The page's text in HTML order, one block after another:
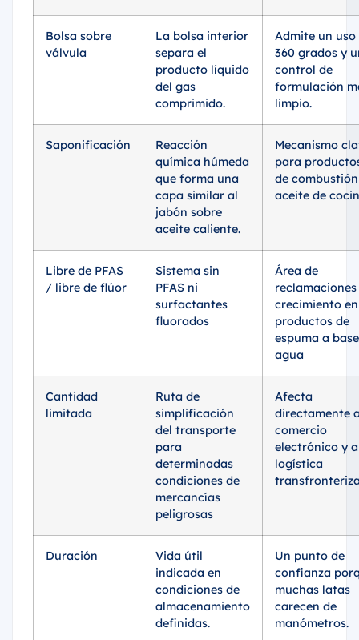
Bolsa sobre
válvula
La bolsa interior
separa el
producto líquido
del gas
comprimido.
Admite un uso
360 grados y
control de
formulación
limpio.
Saponificación
Reacción
química húmeda
que forma una
capa similar al
jabón sobre
aceite caliente.
Mecanismo
para
de
aceite de
Libre de PFAS
/ libre de flúor
Sistema sin
PFAS ni
surfactantes
fluorados
Área de
reclamaciones
crecimiento en
productos de
espuma a
agua
Cantidad
limitada
Ruta de
simplificación
del transporte
para
determinadas
condiciones de
mercancías
peligrosas
Afecta
directamente
comercio
electrónico y
logística
Duración
Vida útil
indicada en
condiciones de
almacenamiento
definidas.
Un punto de
confianza
muchas latas
carecen de
manómetros.